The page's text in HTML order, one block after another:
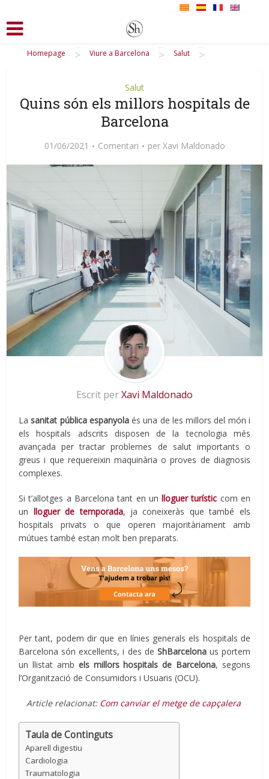
Homepage > Viure a Barcelona > Salut >
Salut
Quins són els millors hospitals de
Barcelona
01/06/2021 Comentari per Xavi Maldonado
Escrit perXavi Maldonado
Lasanitat pública espanyolaés una de les millors del món i
els hospitals adscrits disposen de la tecnologia més
avançada per tractar problemes de salut importants o
greus i que requereixin maquinària o proves de diagnosis
complexes.
Si t’allotges a Barcelona tant en unlloguer turístic com en
un lloguer de temporada, ja coneixeràs que també els
hospitals privats o que operen majoritàriament amb
mútues també estan molt ben preparats.
Per tant, podem dir que en línies generals els hospitals de
Barcelona són excel·lents, i des de ShBarcelonaus portem
un llistat amb els millors hospitals de Barcelona, segons
l’Organització de Consumidors i Usuaris (OCU).
Article relacionat: Com canviar el metge de capçalera
Taula de Continguts
Aparell digestiu
Cardiologia
Traumatologia